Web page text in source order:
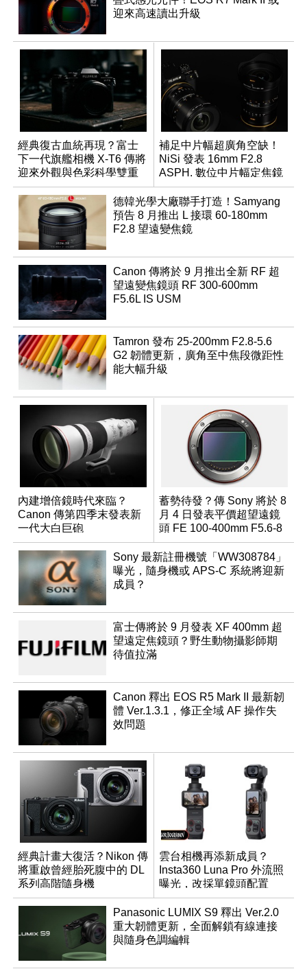
迎來高速讀出升級
經典復古血統再現？富士
下一代旗艦相機 X-T6 傳將
迎來外觀與色彩科學雙重
優化
補足中片幅超廣角空缺！
NiSi 發表 16mm F2.8
ASPH. 數位中片幅定焦鏡
德韓光學大廠聯手打造！Samyang
預告 8 月推出 L 接環 60-180mm
F2.8 望遠變焦鏡
Canon 傳將於 9 月推出全新 RF 超
望遠變焦鏡頭 RF 300-600mm
F5.6L IS USM
Tamron 發布 25-200mm F2.8-5.6
G2 韌體更新，廣角至中焦段微距性
能大幅升級
內建增倍鏡時代來臨？
Canon 傳第四季末發表新
一代大白巨砲
蓄勢待發？傳 Sony 將於 8
月 4 日發表平價超望遠鏡
頭 FE 100-400mm F5.6-8
Sony 最新註冊機號「WW308784」
曝光，隨身機或 APS-C 系統將迎新
成員？
富士傳將於 9 月發表 XF 400mm 超
望遠定焦鏡頭？野生動物攝影師期
待值拉滿
Canon 釋出 EOS R5 Mark II 最新韌
體 Ver.1.3.1，修正全域 AF 操作失
效問題
經典計畫大復活？Nikon 傳
將重啟曾經胎死腹中的 DL
系列高階隨身機
雲台相機再添新成員？
Insta360 Luna Pro 外流照
曝光，改採單鏡頭配置
Panasonic LUMIX S9 釋出 Ver.2.0
重大韌體更新，全面解鎖有線連接
與隨身色調編輯